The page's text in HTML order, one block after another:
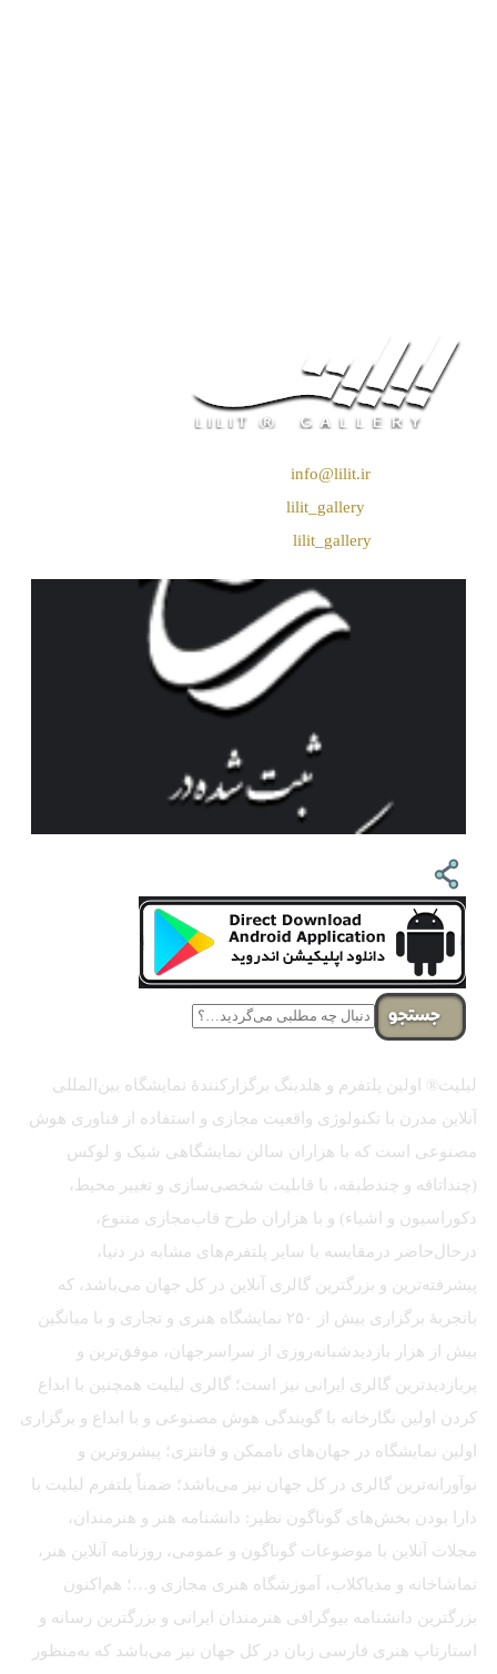
info@lilit.ir
lilit_gallery
lilit_gallery
جستجو
لیلیت® اولین پلتفرم و هلدینگ برگزارکنندهٔ نمایشگاه بین‌المللی
آنلاین مدرن با تکنولوژی واقعیت مجازی و استفاده از فناوری هوش
مصنوعی است که با هزاران سالن نمایشگاهی شیک و لوکس
(چنداتاقه و چندطبقه، با قابلیت شخصی‌سازی و تغییر محیط،
دکوراسیون و اشیاء) و با هزاران طرح قاب‌مجازی متنوع،
درحال‌حاضر درمقایسه با سایر پلتفرم‌های مشابه در دنیا،
پیشرفته‌ترین و بزرگترین گالری آنلاین در کل جهان می‌باشد، که
باتجربهٔ برگزاری بیش از ۲۵۰ نمایشگاه هنری و تجاری و با میانگین
بیش از هزار بازدیدشبانه‌روزی از سراسرجهان، موفق‌ترین و
پربازدیدترین گالری ایرانی نیز است؛ گالری لیلیت همچنین با ابداع
کردن اولین نگارخانه با گویندگی هوش مصنوعی و با ابداع و برگزاری
اولین نمایشگاه در جهان‌های ناممکن و فانتزی؛ پیشروترین و
نوآورانه‌ترین گالری در کل جهان نیز می‌باشد؛ ضمناً پلتفرم لیلیت با
دارا بودن بخش‌های گوناگون نظیر: دانشنامه هنر و هنرمندان،
مجلات آنلاین با موضوعات گوناگون و عمومی، روزنامه آنلاین هنر،
تماشاخانه و مدیاکلاب، آموزشگاه هنری مجازی و…؛ هم‌اکنون
بزرگترین دانشنامه بیوگرافی هنرمندان ایرانی و بزرگترین رسانه و
استارتاپ هنری فارسی زبان در کل جهان نیز می‌باشد که به‌منظور